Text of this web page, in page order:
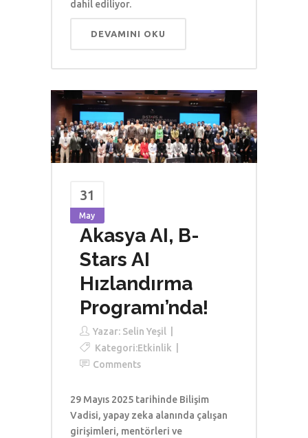
dahil ediliyor.
DEVAMINI OKU
31
May
Akasya AI, B-
Stars AI
Hızlandırma
Programı’nda!
Yazar: Selin Yeşil
Kategori:Etkinlik
Comments
29 Mayıs 2025 tarihinde Bilişim
Vadisi, yapay zeka alanında çalışan
girişimleri, mentörleri ve